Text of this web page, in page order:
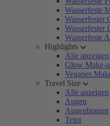
Wasserfeste
Wasserfester
Wasserfester
Wasserfeste
Highlights
Alle anzeigen
Glow Make-
Veganes
Travel Size
Alle anzeigen
Augen
Augenbrauen
Teint